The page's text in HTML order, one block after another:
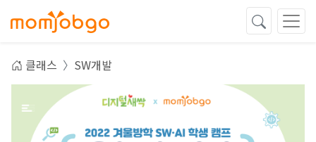
클래스 SW개발